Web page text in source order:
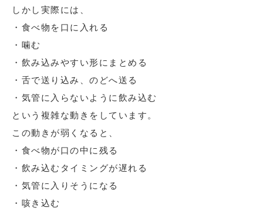
しかし実際には、
・食べ物を口に入れる
・噛む
・飲み込みやすい形にまとめる
・舌で送り込み、のどへ送る
・気管に入らないように飲み込む
という複雑な動きをしています。
この動きが弱くなると、
・食べ物が口の中に残る
・飲み込むタイミングが遅れる
・気管に入りそうになる
・咳き込む